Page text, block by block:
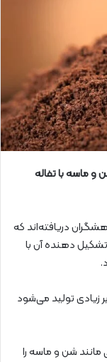
و ماسه با تفاله
دریافته‌اند که
دهنده آن با
زیادی تولید می‌شود
شن و ماسه را